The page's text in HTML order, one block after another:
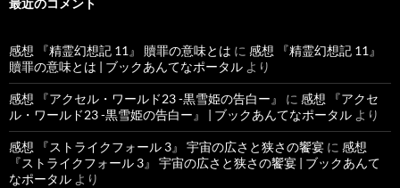
最近のコメント
感想 『精霊幻想記 11』 贖罪の意味とは に 感想 『精霊幻想記 11』
贖罪の意味とは | ブックあんてなポータル より
感想 『アクセル・ワールド23 -黒雪姫の告白ー』 に 感想 『アクセ
ル・ワールド23 -黒雪姫の告白ー』 | ブックあんてなポータル より
感想 『ストライクフォール 3』 宇宙の広さと狭さの饗宴 に 感想
『ストライクフォール 3』 宇宙の広さと狭さの饗宴 | ブックあんて
なポータル より